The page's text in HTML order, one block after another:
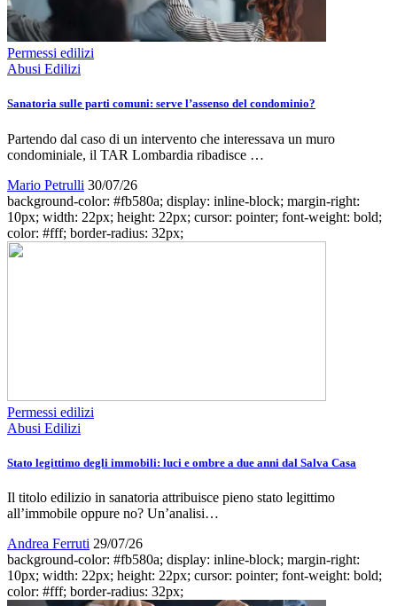
Permessi edilizi
Abusi Edilizi
Sanatoria sulle parti comuni: serve l’assenso del condominio?
Partendo dal caso di un intervento che interessava un muro
condominiale, il TAR Lombardia ribadisce …
Mario Petrulli 30/07/26
background-color: #fb580a; display: inline-block; margin-right:
10px; width: 22px; height: 22px; cursor: pointer; font-weight: bold;
color: #fff; border-radius: 32px;
Permessi edilizi
Abusi Edilizi
Stato legittimo degli immobili: luci e ombre a due anni dal Salva Casa
Il titolo edilizio in sanatoria attribuisce pieno stato legittimo
all’immobile oppure no? Un’analisi…
Andrea Ferruti 29/07/26
background-color: #fb580a; display: inline-block; margin-right:
10px; width: 22px; height: 22px; cursor: pointer; font-weight: bold;
color: #fff; border-radius: 32px;